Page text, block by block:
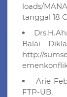
loads/
tanggal 18
Balai
http://
Arie